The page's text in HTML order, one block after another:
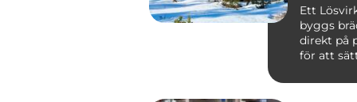
Ett
byggs
direkt på
för att